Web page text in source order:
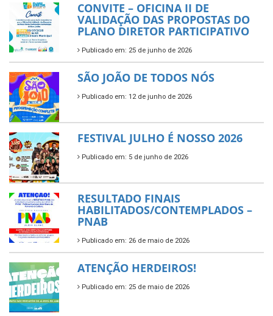
CONVITE – OFICINA II DE
VALIDAÇÃO DAS PROPOSTAS DO
PLANO DIRETOR PARTICIPATIVO
Publicado em: 25 de junho de 2026
SÃO JOÃO DE TODOS NÓS
Publicado em: 12 de junho de 2026
FESTIVAL JULHO É NOSSO 2026
Publicado em: 5 de junho de 2026
RESULTADO FINAIS
HABILITADOS/CONTEMPLADOS –
PNAB
Publicado em: 26 de maio de 2026
ATENÇÃO HERDEIROS!
Publicado em: 25 de maio de 2026